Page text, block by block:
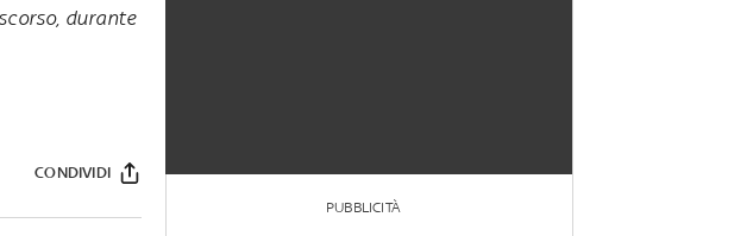
durante
CONDIVIDI
PUBBLICITÀ